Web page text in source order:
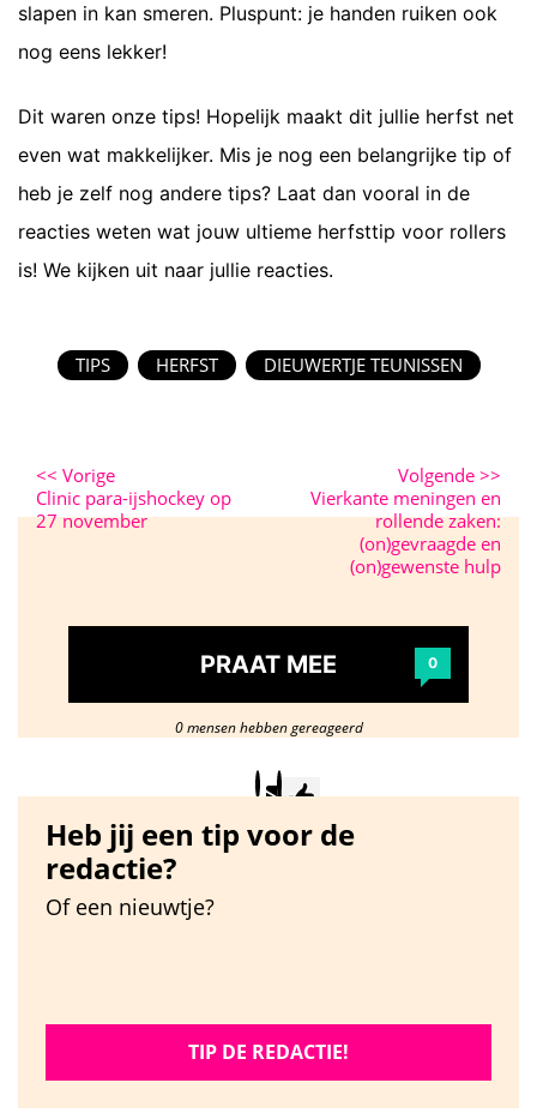
slapen in kan smeren. Pluspunt: je handen ruiken ook
nog eens lekker!
Dit waren onze tips! Hopelijk maakt dit jullie herfst net
even wat makkelijker. Mis je nog een belangrijke tip of
heb je zelf nog andere tips? Laat dan vooral in de
reacties weten wat jouw ultieme herfsttip voor rollers
is! We kijken uit naar jullie reacties.
TIPS HERFST DIEUWERTJE TEUNISSEN
<< Vorige
Clinic para-ijshockey op
27 november
Volgende >>
Vierkante meningen en
rollende zaken:
(on)gevraagde en
(on)gewenste hulp
PRAAT MEE 0
0 mensen hebben gereageerd
Heb jij een tip voor de
redactie?
Of een nieuwtje?
TIP DE REDACTIE!